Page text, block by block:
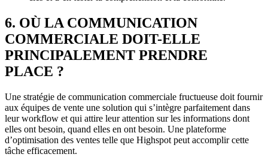
6. OÙ LA COMMUNICATION
COMMERCIALE DOIT-ELLE
PRINCIPALEMENT PRENDRE
PLACE ?
Une stratégie de communication commerciale fructueuse doit fournir
aux équipes de vente une solution qui s’intègre parfaitement dans
leur workflow et qui attire leur attention sur les informations dont
elles ont besoin, quand elles en ont besoin. Une plateforme
d’optimisation des ventes telle que Highspot peut accomplir cette
tâche efficacement.